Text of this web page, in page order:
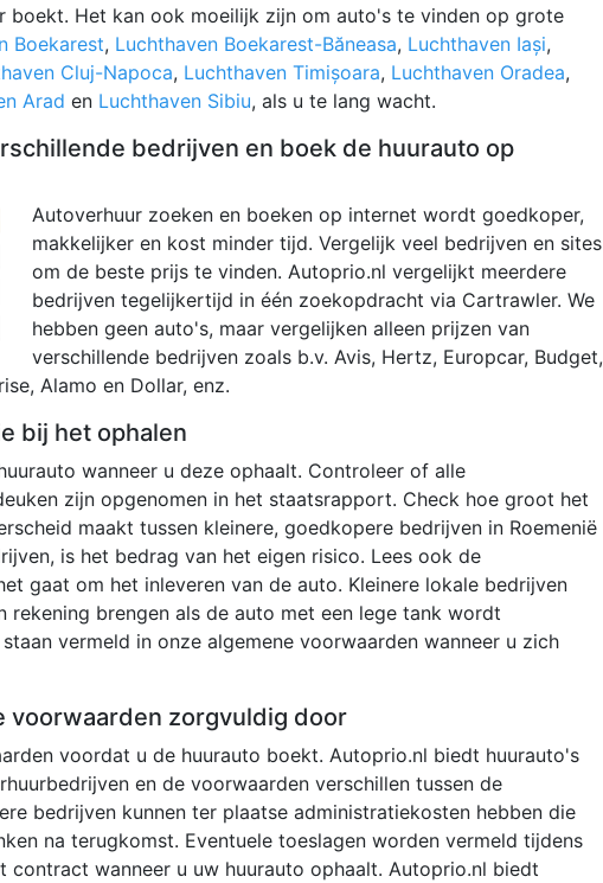
boekt. Het kan ook moeilijk zijn om auto's te vinden op grote
Boekarest, Luchthaven Boekarest-Băneasa, Luchthaven Iași,
Cluj-Napoca, Luchthaven Timișoara, Luchthaven Oradea,
Arad en Luchthaven Sibiu, als u te lang wacht.
bedrijven en boek de huurauto op
Autoverhuur zoeken en boeken op internet wordt goedkoper,
makkelijker en kost minder tijd. Vergelijk veel bedrijven en sites
om de beste prijs te vinden. Autoprio.nl vergelijkt meerdere
bedrijven tegelijkertijd in één zoekopdracht via Cartrawler. We
hebben geen auto's, maar vergelijken alleen prijzen van
verschillende bedrijven zoals b.v. Avis, Hertz, Europcar, Budget,
Alamo en Dollar, enz.
bij het ophalen
wanneer u deze ophaalt. Controleer of alle
zijn opgenomen in het staatsrapport. Check hoe groot het
maakt tussen kleinere, goedkopere bedrijven in Roemenië
is het bedrag van het eigen risico. Lees ook de
gaat om het inleveren van de auto. Kleinere lokale bedrijven
rekening brengen als de auto met een lege tank wordt
​​vermeld in onze algemene voorwaarden wanneer u zich
voorwaarden zorgvuldig door
voordat u de huurauto boekt. Autoprio.nl biedt huurauto's
en de voorwaarden verschillen tussen de
bedrijven kunnen ter plaatse administratiekosten hebben die
na terugkomst. Eventuele toeslagen worden vermeld tijdens
contract wanneer u uw huurauto ophaalt. Autoprio.nl biedt